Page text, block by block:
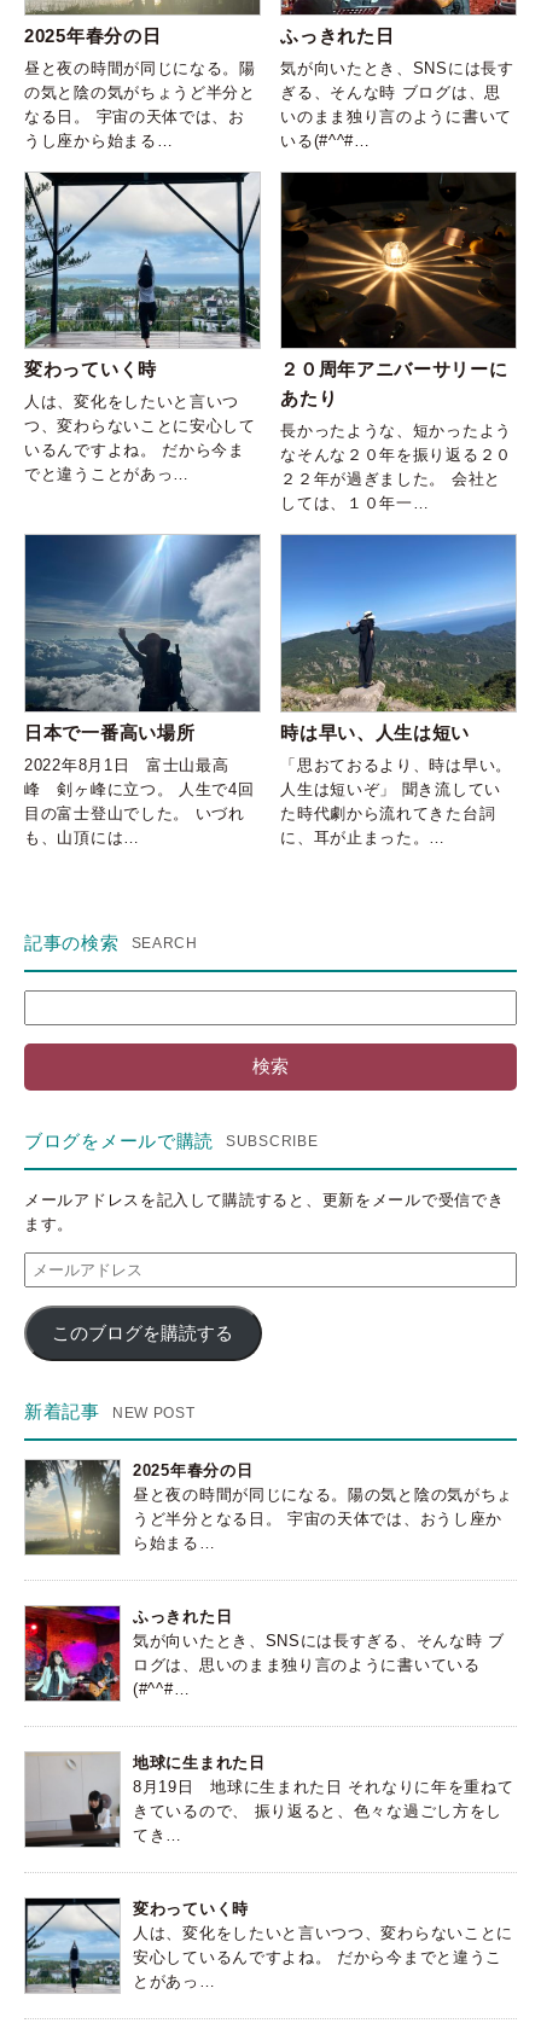
2025年春分の日
昼と夜の時間が同じになる。陽
の気と陰の気がちょうど半分と
なる日。 宇宙の天体では、お
うし座から始まる…
ふっきれた日
気が向いたとき、SNSには長す
ぎる、そんな時 ブログは、思
いのまま独り言のように書いて
いる(#^^#…
変わっていく時
人は、変化をしたいと言いつ
つ、変わらないことに安心して
いるんですよね。 だから今ま
でと違うことがあっ…
２０周年アニバーサリーに
あたり
長かったような、短かったよう
なそんな２０年を振り返る２０
２２年が過ぎました。 会社と
しては、１０年一…
日本で一番高い場所
2022年8月1日 富士山最高
峰 剣ヶ峰に立つ。 人生で4回
目の富士登山でした。 いづれ
も、山頂には…
時は早い、人生は短い
「思おておるより、時は早い。
人生は短いぞ」 聞き流してい
た時代劇から流れてきた台詞
に、耳が止まった。…
記事の検索
索:
ブログをメールで購読
メールアドレスを記入して購読すると、更新をメールで受信でき
ます。
ー
ル
ア
ド
ス
このブログを購読する
新着記事
2025年春分の日
昼と夜の時間が同じになる。陽の気と陰の気がちょ
うど半分となる日。 宇宙の天体では、おうし座か
ら始まる…
ふっきれた日
気が向いたとき、SNSには長すぎる、そんな時 ブ
ログは、思いのまま独り言のように書いている
(#^^#…
地球に生まれた日
8月19日 地球に生まれた日 それなりに年を重ねて
きているので、 振り返ると、色々な過ごし方をし
てき…
変わっていく時
人は、変化をしたいと言いつつ、変わらないことに
安心しているんですよね。 だから今までと違うこ
とがあっ…